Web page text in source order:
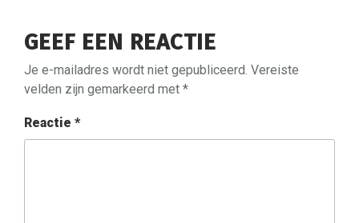
GEEF EEN REACTIE
Je e-mailadres wordt niet gepubliceerd. Vereiste
velden zijn gemarkeerd met *
Reactie *